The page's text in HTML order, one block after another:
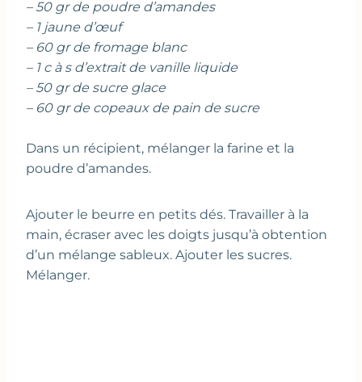
– 50 gr de poudre d’amandes
– 1 jaune d’œuf
– 60 gr de fromage blanc
– 1 c à s d’extrait de vanille liquide
– 50 gr de sucre glace
– 60 gr de copeaux de pain de sucre
Dans un récipient, mélanger la farine et la
poudre d’amandes.
Ajouter le beurre en petits dés. Travailler à la
main, écraser avec les doigts jusqu’à obtention
d’un mélange sableux. Ajouter les sucres.
Mélanger.